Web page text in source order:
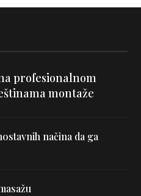
profesionalnom
montaže
načina da ga